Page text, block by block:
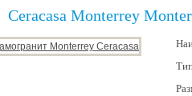
Ceracasa Monterrey